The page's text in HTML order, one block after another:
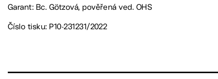
Garant: Bc. Götzová, pověřená ved. OHS
Číslo tisku: P10-231231/2022